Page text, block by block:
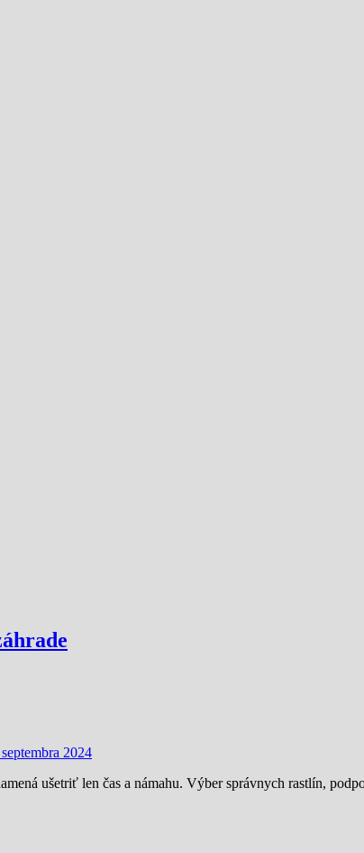
2024
ušetriť len čas a námahu. Výber správnych rastlín,